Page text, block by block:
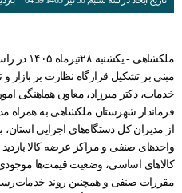
ملکشاهی -
مبنی بر تشکیل قرارگاه نظارت بر بازار
خدمات، دکتر میرزاد، معاون هماهنگی
فرماندار شهرستان ملکشاهی به همراه
از مدیران کل دستگاه‌های اجرایی
واحدهای صنفی و مراکز عرضه کالا بازدید
کالاهای اساسی، وضعیت قیمت‌ها موجودی
مقررات صنفی و همچنین روند